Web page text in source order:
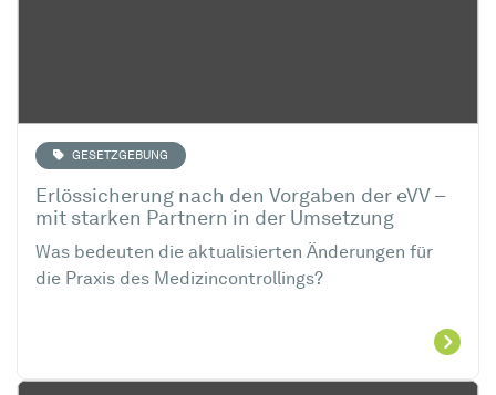
GESETZGEBUNG
Erlössicherung nach den Vorgaben der eVV –
mit starken Partnern in der Umsetzung
Was bedeuten die aktualisierten Änderungen für
die Praxis des Medizincontrollings?